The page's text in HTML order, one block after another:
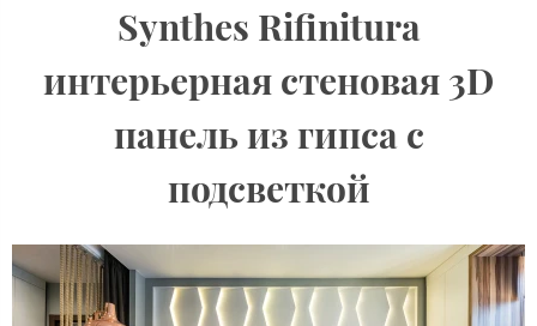
Synthes Rifinitura
интерьерная стеновая 3D
панель из гипса с
подсветкой